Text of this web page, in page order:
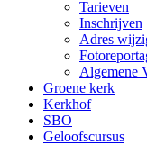
Tarieven
Inschrijven
Adres
Algemene
Groene kerk
Kerkhof
SBO
Geloofscursus